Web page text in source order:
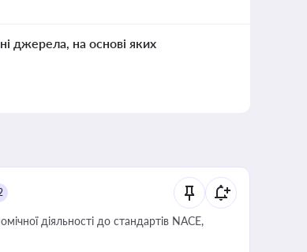
джерела, на основі яких
діяльності до стандартів NACE,